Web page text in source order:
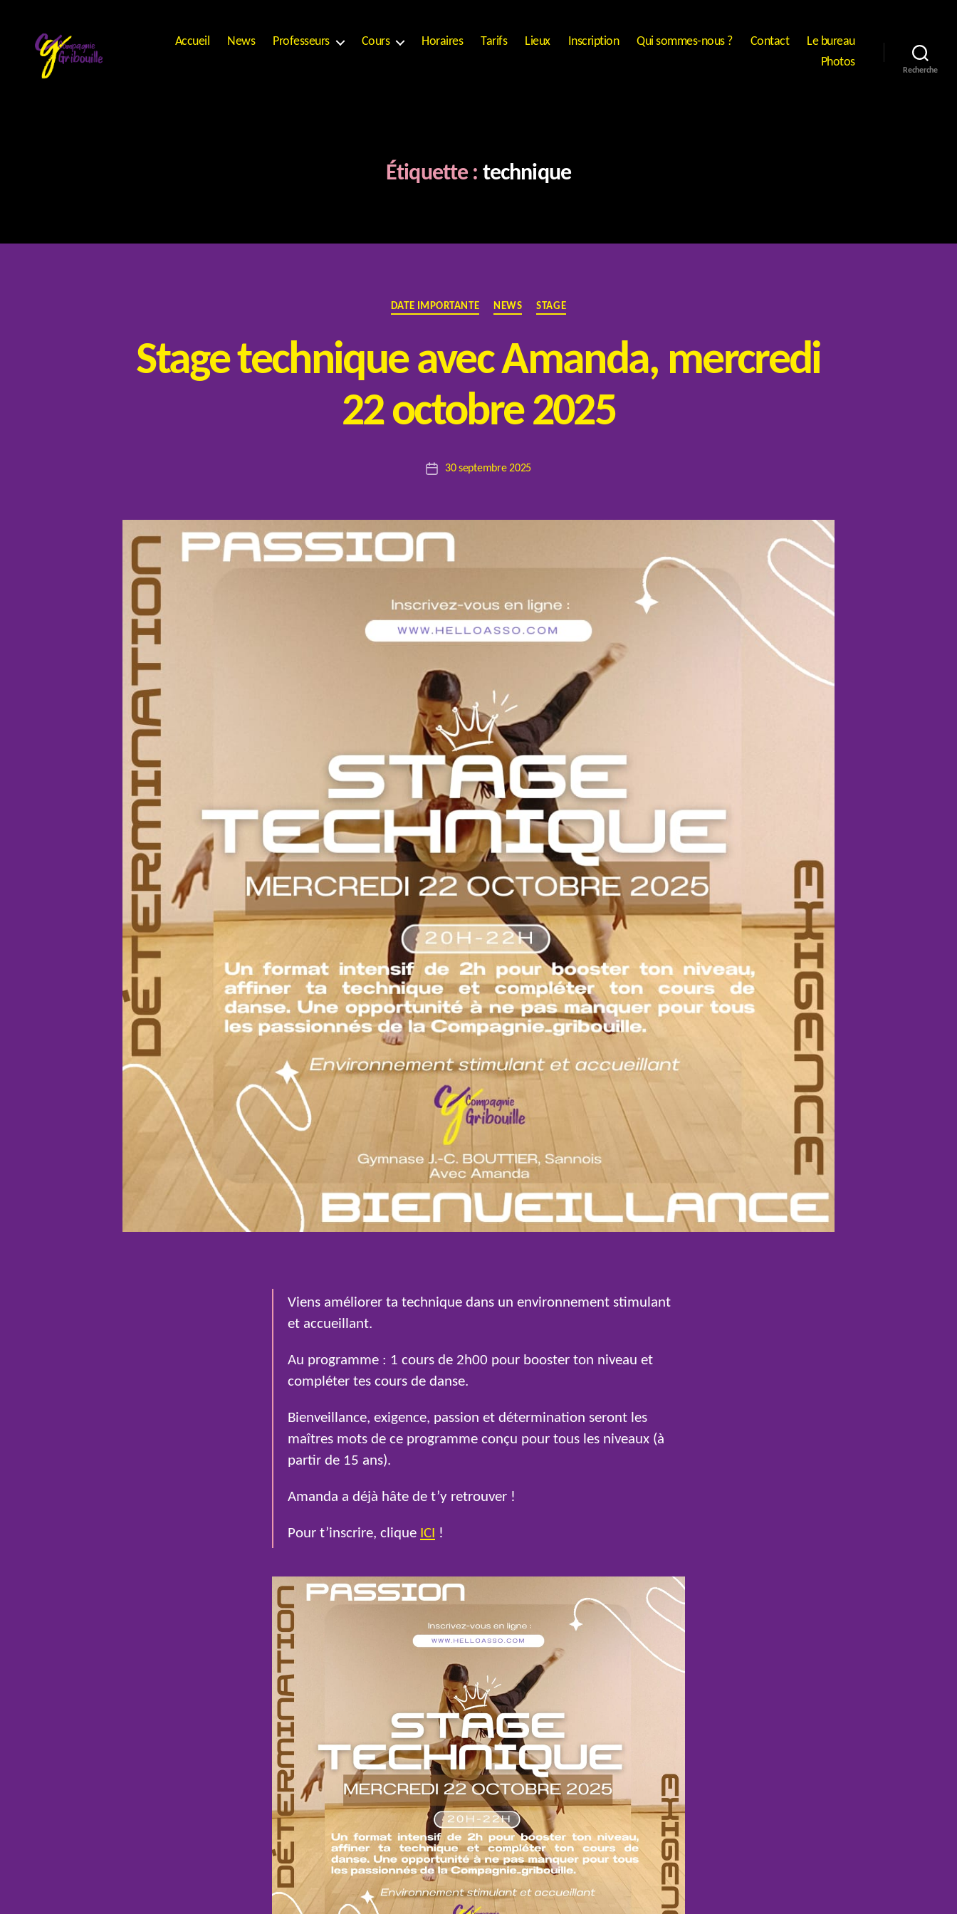
Accueil News Professeurs Cours Horaires Tarifs Lieux Inscription Qui sommes-nous ? Contact
Le bureau
Photos
Recherche
Étiquette : technique
Catégories
DATE IMPORTANTE NEWS STAGE
Stage technique avec Amanda, mercredi
22 octobre 2025
Auteur
P
E
Date30 septembre 2025
Viens améliorer ta technique dans un environnement stimulant
et accueillant.
Au programme : 1 cours de 2h00 pour booster ton niveau et
compléter tes cours de danse.
Bienveillance, exigence, passion et détermination seront les
maîtres mots de ce programme conçu pour tous les niveaux (à
partir de 15 ans).
Amanda a déjà hâte de t’y retrouver !
Pour t’inscrire, clique ICI !